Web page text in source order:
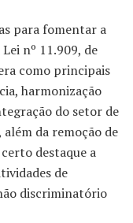
para fomentar a
nº 11.909, de
como principais
harmonização
do setor de
da remoção de
destaque a
de
discriminatório